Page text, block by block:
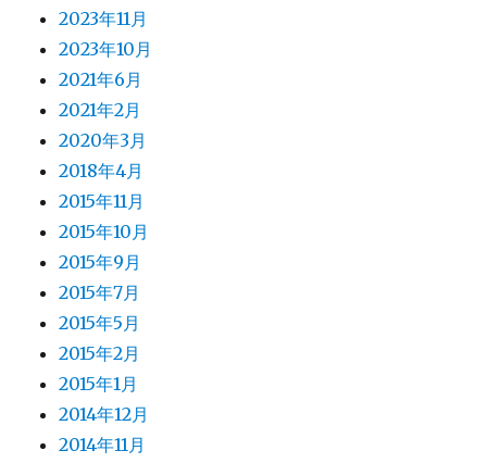
2023年11月
2023年10月
2021年6月
2021年2月
2020年3月
2018年4月
2015年11月
2015年10月
2015年9月
2015年7月
2015年5月
2015年2月
2015年1月
2014年12月
2014年11月